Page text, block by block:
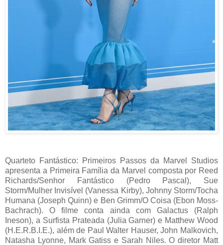
Quarteto Fantástico: Primeiros Passos da Marvel Studios
apresenta a Primeira Família da Marvel composta por Reed
Richards/Senhor Fantástico (Pedro Pascal), Sue
Storm/Mulher Invisível (Vanessa Kirby), Johnny Storm/Tocha
Humana (Joseph Quinn) e Ben Grimm/O Coisa (Ebon Moss-
Bachrach). O filme conta ainda com Galactus (Ralph
Ineson), a Surfista Prateada (Julia Garner) e Matthew Wood
(H.E.R.B.I.E.), além de Paul Walter Hauser, John Malkovich,
Natasha Lyonne, Mark Gatiss e Sarah Niles. O diretor Matt